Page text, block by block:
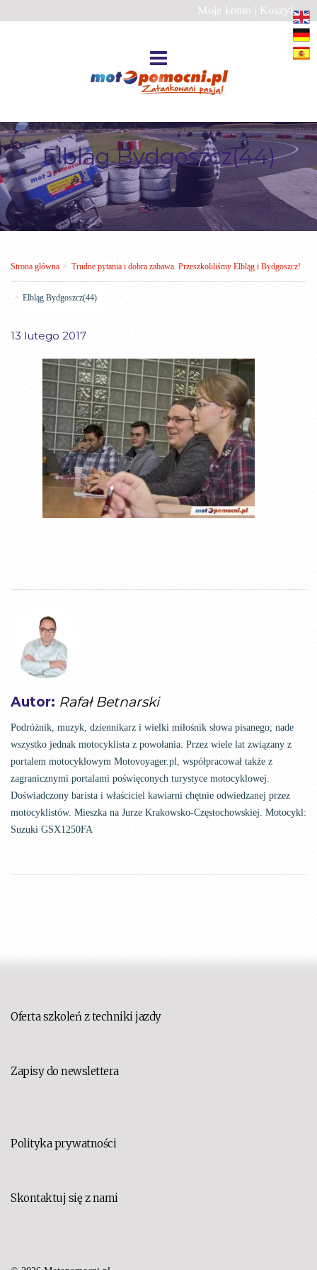
Moje konto | Koszyk
Elbląg Bydgoszcz(44)
Strona główna > Trudne pytania i dobra zabawa. Przeszkoliliśmy Elbląg i Bydgoszcz!
> Elbląg Bydgoszcz(44)
13 lutego 2017
Autor: Rafał Betnarski
Podróżnik, muzyk, dziennikarz i wielki miłośnik słowa pisanego; nade
wszystko jednak motocyklista z powołania. Przez wiele lat związany z
portalem motocyklowym Motovoyager.pl, współpracował także z
zagranicznymi portalami poświęconych turystyce motocyklowej.
Doświadczony barista i właściciel kawiarni chętnie odwiedzanej przez
motocyklistów. Mieszka na Jurze Krakowsko-Częstochowskiej. Motocykl:
Suzuki GSX1250FA
Oferta szkoleń z techniki jazdy
Zapisy do newslettera
Polityka prywatności
Skontaktuj się z nami